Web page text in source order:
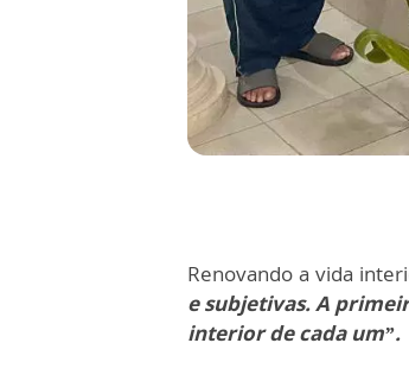
Renovando a vida
e subjetivas. A
interior de cada um”.